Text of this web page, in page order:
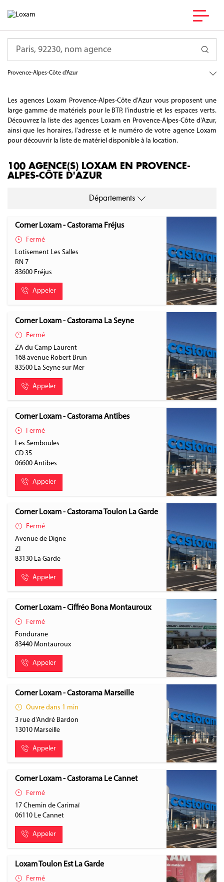
Provence-Alpes-Côte d'Azur
Les agences Loxam Provence-Alpes-Côte d'Azur vous proposent une
large gamme de matériels pour le BTP, l'industrie et les espaces verts.
Découvrez la liste des agences Loxam en Provence-Alpes-Côte d'Azur,
ainsi que les horaires, l'adresse et le numéro de votre agence Loxam
pour découvrir la liste de matériel disponible à la location.
100 AGENCE(S) LOXAM EN PROVENCE-
ALPES-CÔTE D'AZUR
Départements
Corner Loxam - Castorama Fréjus
Fermé
Lotisement Les Salles
RN 7
83600 Fréjus
Appeler
Corner Loxam - Castorama La Seyne
Fermé
ZA du Camp Laurent
168 avenue Robert Brun
83500 La Seyne sur Mer
Appeler
Corner Loxam - Castorama Antibes
Fermé
Les Semboules
CD 35
06600 Antibes
Appeler
Corner Loxam - Castorama Toulon La Garde
Fermé
Avenue de Digne
ZI
83130 La Garde
Appeler
Corner Loxam - Ciffréo Bona Montauroux
Fermé
Fondurane
83440 Montauroux
Appeler
Corner Loxam - Castorama Marseille
Ouvre dans 1 min
3 rue d'André Bardon
13010 Marseille
Appeler
Corner Loxam - Castorama Le Cannet
Fermé
17 Chemin de Carimaï
06110 Le Cannet
Appeler
Loxam Toulon Est La Garde
Fermé